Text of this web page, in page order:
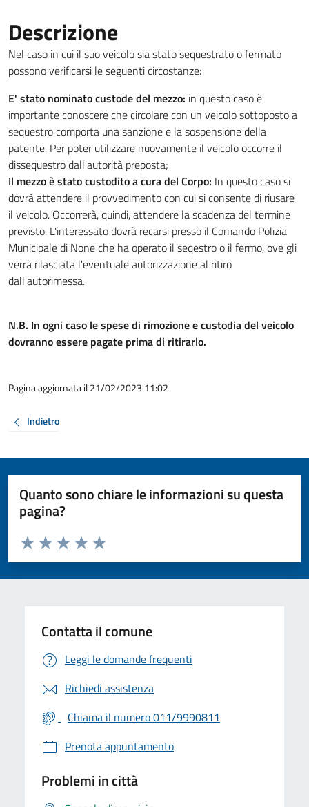
Descrizione
Nel caso in cui il suo veicolo sia stato sequestrato o fermato
possono verificarsi le seguenti circostanze:
E' stato nominato custode del mezzo: in questo caso è
importante conoscere che circolare con un veicolo sottoposto a
sequestro comporta una sanzione e la sospensione della
patente. Per poter utilizzare nuovamente il veicolo occorre il
dissequestro dall'autorità preposta;
Il mezzo è stato custodito a cura del Corpo: In questo caso si
dovrà attendere il provvedimento con cui si consente di riusare
il veicolo. Occorrerà, quindi, attendere la scadenza del termine
previsto. L'interessato dovrà recarsi presso il Comando Polizia
Municipale di None che ha operato il seqestro o il fermo, ove gli
verrà rilasciata l'eventuale autorizzazione al ritiro
dall'autorimessa.
N.B. In ogni caso le spese di rimozione e custodia del veicolo
dovranno essere pagate prima di ritirarlo.
Pagina aggiornata il 21/02/2023 11:02
Indietro
Quanto sono chiare le informazioni su questa
pagina?
Valuta da 1 a 5 stelle la pagina
Valuta 5 stelle su 5
Valuta 4 stelle su 5
Valuta 3 stelle su 5
Valuta 2 stelle su 5
Valuta 1 stelle su 5
Contatta il comune
Leggi le domande frequenti
Richiedi assistenza
Chiama il numero 011/9990811
Prenota appuntamento
Problemi in città